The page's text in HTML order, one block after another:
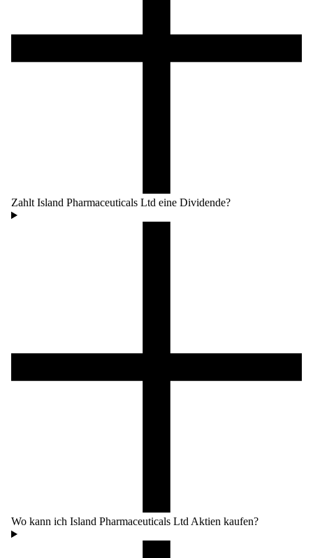
Zahlt Island Pharmaceuticals Ltd eine Dividende?
Wo kann ich Island Pharmaceuticals Ltd Aktien kaufen?